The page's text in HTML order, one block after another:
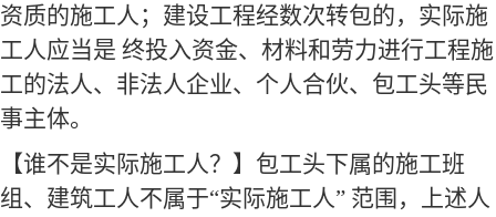
资质的施工人；建设工程经数次转包的，实际施
工人应当是 终投入资金、材料和劳力进行工程施
工的法人、非法人企业、个人合伙、包工头等民
事主体。
【谁不是实际施工人？】包工头下属的施工班
组、建筑工人不属于“实际施工人” 范围，上述人